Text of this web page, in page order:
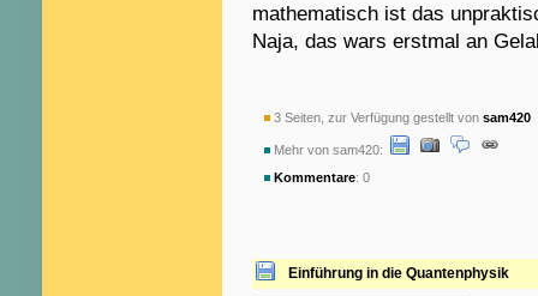
mathematisch ist das
Naja, das wars erstmal an
3 Seiten, zur Verfügung gestellt von sam420
Mehr von sam420:
Kommentare: 0
Einführung in die Quantenphysik